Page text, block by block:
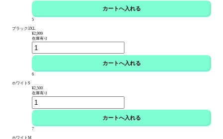
5
ブラック3XL
¥2,999
在庫有り
6
ホワイトS
¥2,500
在庫有り
7
ホワイトM